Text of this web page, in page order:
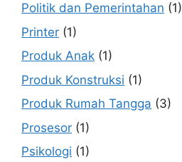
Politik dan Pemerintahan (1)
Printer (1)
Produk Anak (1)
Produk Konstruksi (1)
Produk Rumah Tangga (3)
Prosesor (1)
Psikologi (1)